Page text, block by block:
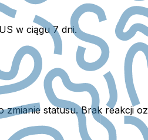
w ciągu 7 dni.
statusu. Brak reakcji